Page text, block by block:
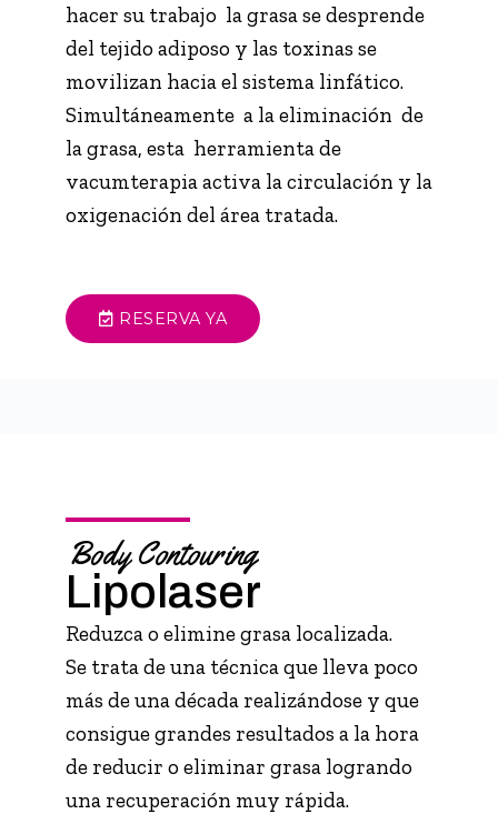
hacer su trabajo la grasa se desprende
del tejido adiposo y las toxinas se
movilizan hacia el sistema linfático.
Simultáneamente a la eliminación de
la grasa, esta herramienta de
vacumterapia activa la circulación y la
oxigenación del área tratada.
RESERVA YA
Body Contouring
Lipolaser
Reduzca o elimine grasa localizada.
Se trata de una técnica que lleva poco
más de una década realizándose y que
consigue grandes resultados a la hora
de reducir o eliminar grasa logrando
una recuperación muy rápida.